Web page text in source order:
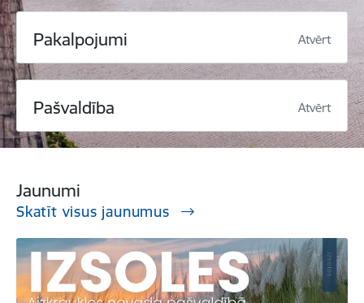
Pakalpojumi Atvērt
Pašvaldība Atvērt
Jaunumi
Skatīt visus jaunumus